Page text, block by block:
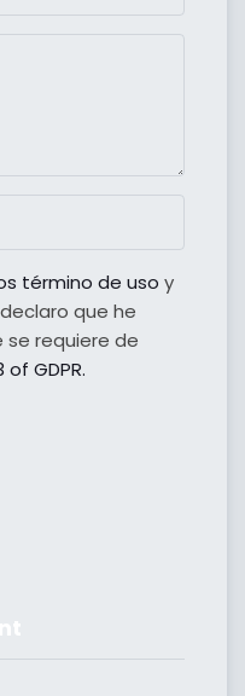
término de uso y
que he
se requiere de
of GDPR.